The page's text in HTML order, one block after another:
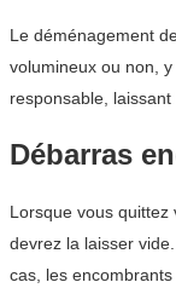
Le déménagement
volumineux ou non,
responsable,
Débarras
Lorsque vous
devrez la laisser
cas, les